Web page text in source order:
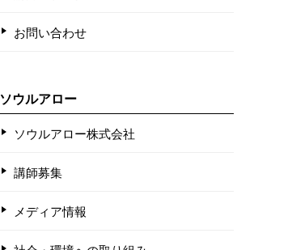
お問い合わせ
ソウルアロー
ソウルアロー株式会社
講師募集
メディア情報